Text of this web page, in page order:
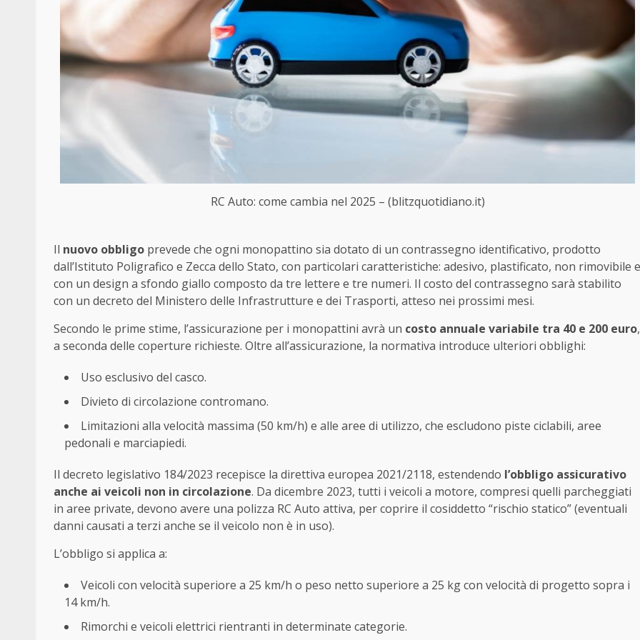
RC Auto: come cambia nel 2025 – (blitzquotidiano.it)
Il nuovo obbligo prevede che ogni monopattino sia dotato di un contrassegno identificativo, prodotto
dall’Istituto Poligrafico e Zecca dello Stato, con particolari caratteristiche: adesivo, plastificato, non rimovibile e
con un design a sfondo giallo composto da tre lettere e tre numeri. Il costo del contrassegno sarà stabilito
con un decreto del Ministero delle Infrastrutture e dei Trasporti, atteso nei prossimi mesi.
Secondo le prime stime, l’assicurazione per i monopattini avrà un costo annuale variabile tra 40 e 200 euro,
a seconda delle coperture richieste. Oltre all’assicurazione, la normativa introduce ulteriori obblighi:
Uso esclusivo del casco.
Divieto di circolazione contromano.
Limitazioni alla velocità massima (50 km/h) e alle aree di utilizzo, che escludono piste ciclabili, aree
pedonali e marciapiedi.
Il decreto legislativo 184/2023 recepisce la direttiva europea 2021/2118, estendendo l’obbligo assicurativo
anche ai veicoli non in circolazione. Da dicembre 2023, tutti i veicoli a motore, compresi quelli parcheggiati
in aree private, devono avere una polizza RC Auto attiva, per coprire il cosiddetto “rischio statico” (eventuali
danni causati a terzi anche se il veicolo non è in uso).
L’obbligo si applica a:
Veicoli con velocità superiore a 25 km/h o peso netto superiore a 25 kg con velocità di progetto sopra i
14 km/h.
Rimorchi e veicoli elettrici rientranti in determinate categorie.